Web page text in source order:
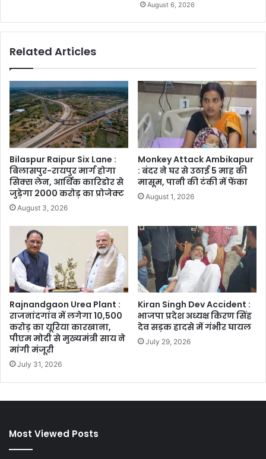
August 6, 2026
Related Articles
Bilaspur Raipur Six Lane :
बिलासपुर-रायपुर मार्ग होगा
सिक्स लेन, आर्थिक कारिडोर से
जुड़ेगा 2000 करोड़ का प्रोजेक्ट
August 3, 2026
Monkey Attack Ambikapur
: बंदर ने घर से उठाई 5 माह की
मासूम, पानी की टंकी में फेंका
August 1, 2026
Rajnandgaon Urea Plant :
राजनांदगांव में लगेगा 10,500
करोड़ का यूरिया कारखाना,
पीएम मोदी से मुख्यमंत्री साय ने
मांगी मंजूरी
July 31, 2026
Kiran Singh Dev Accident :
भाजपा प्रदेश अध्यक्ष किरण सिंह
देव सड़क हादसे में गंभीर घायल
July 29, 2026
Most Viewed Posts